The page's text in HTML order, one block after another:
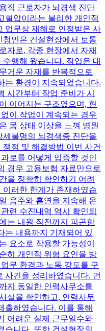
직 근로자가 뇌경색 진단
혈압이라는 불리한 개인적
업무상 재해로 인정받은 사
인은 건설현장에서 보통
자로, 각종 현장에서 자재
행해 왔습니다. 작업은 대
거운 자재를 반복적으로
는 환경이 지속되었습니다.
시간부터 작업 준비가 시
이어지는 구조였으며, 현
이 작업이 계속되는 경우
몸 상태 이상을 느껴 병원
불명의 뇌경색증 진단을
점 및 해결방법 이번 사건
로를 어떻게 입증할 것인
경우 고용보험 자료만으로
을 정확히 확인하기 어려
러한 한계가 존재하였습
음주와 흡연을 지속해 온
련 수진내역 역시 확인되
는 내원 직전까지 피곤함
는 내용까지 기재되어 있
요소로 작용할 가능성이
히 개인적 위험 요인을 방
무 환경과 노동 강도를 구
사건을 정리하였습니다. 먼
지 동일한 인력사무소를
실을 확인하고, 인력사무
출하였습니다. 이를 통해
어려운 실제 근무일수와
습니다. 또한 건설현장의